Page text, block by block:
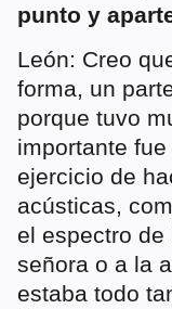
punto y
León: Creo
forma, un
porque tuvo
importante
ejercicio de
acústicas,
el espectro
señora o a la
estaba todo